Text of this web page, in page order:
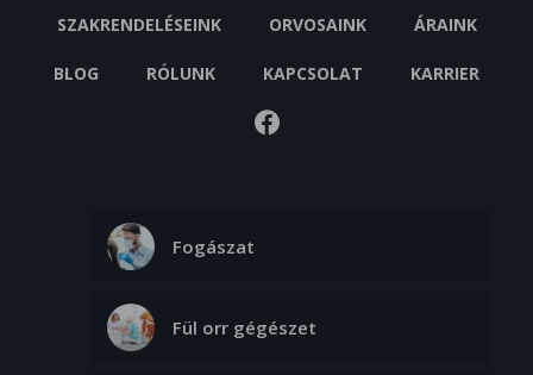
SZAKRENDELÉSEINK ORVOSAINK ÁRAINK
BLOG RÓLUNK KAPCSOLAT KARRIER
Fogászat
Fül orr gégészet